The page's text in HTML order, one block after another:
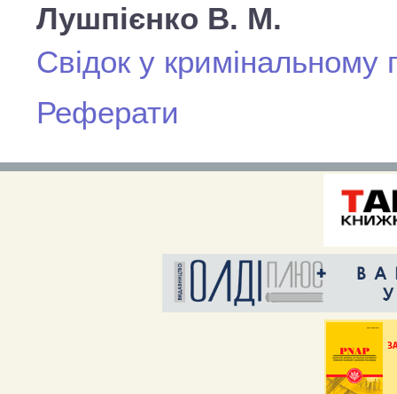
Лушпієнко В. М.
Свідок у
Реферати